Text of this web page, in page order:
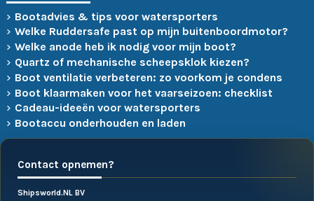
Bootadvies & tips voor watersporters
Welke Ruddersafe past op mijn buitenboordmotor?
Welke anode heb ik nodig voor mijn boot?
Quartz of mechanische scheepsklok kiezen?
Boot ventilatie verbeteren: zo voorkom je condens
Boot klaarmaken voor het vaarseizoen: checklist
Cadeau-ideeën voor watersporters
Bootaccu onderhouden en laden
Contact opnemen?
Shipsworld.NL BV